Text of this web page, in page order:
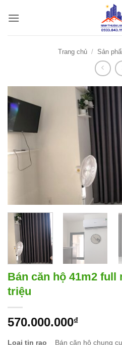
qua
Trang chủ / Sản
Bán căn hộ 41m2 full
triệu
570.000.000₫
Loại tin rao Bán căn hộ chung